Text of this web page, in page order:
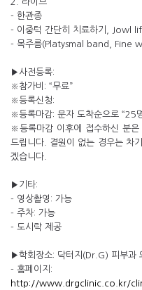
2. 라이브
- 한관종
- 이중턱 간단히 치료하기, Jowl
- 목주름(Platysmal band, Fine
▶사전등록:
※참가비: “무료”
※등록신청:
※등록마감: 문자 도착순으로 “25
※등록마감 이후에 접수하신 분은
드립니다. 결원이 없는 경우는 차
겠습니다.
▶기타:
- 영상촬영: 가능
- 주차: 가능
- 도시락 제공
▶학회장소: 닥터지(Dr.G) 피부과
- 홈페이지:
http://www.drgclinic.co.kr/